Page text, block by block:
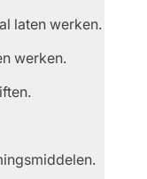
laten werken.
werken.